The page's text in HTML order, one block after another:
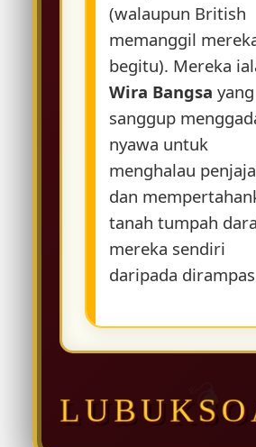
⚔️
🏴
(walaupun British
memanggil
begitu). Mereka
Wira Bangsa yang
sanggup
nyawa untuk
menghalau
dan
tanah tumpah
mereka sendiri
daripada